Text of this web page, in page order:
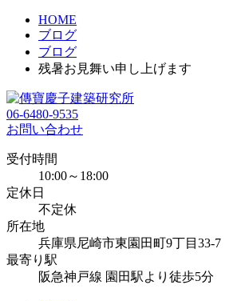
HOME
ブログ
ブログ
残暑お見舞い申し上げます
06-6480-9535
お問い合わせ
受付時間
10:00～18:00
定休日
不定休
所在地
兵庫県尼崎市東園田町9丁目33-7
最寄り駅
阪急神戸線 園田駅より徒歩5分